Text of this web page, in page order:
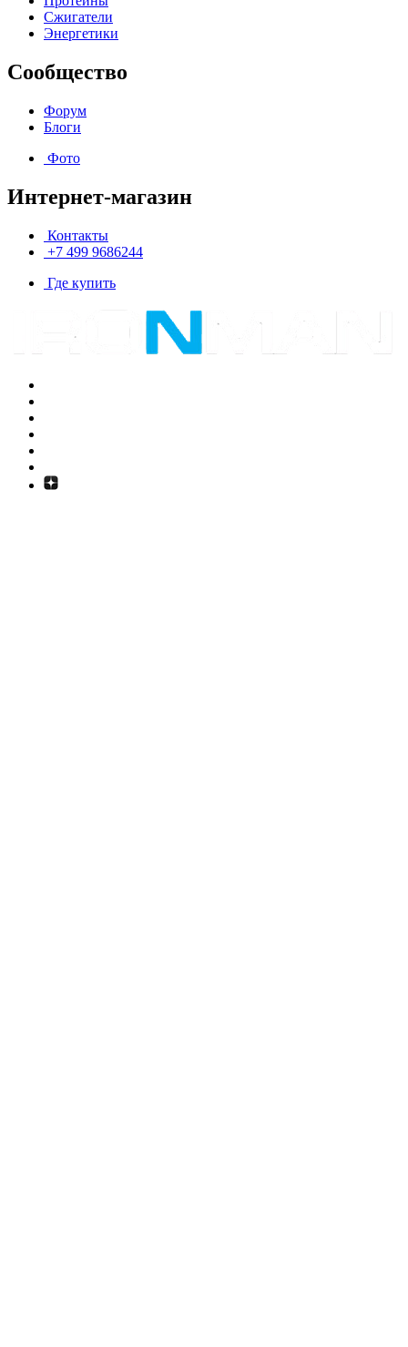
Сжигатели
Энергетики
Сообщество
Форум
Блоги
Фото
Интернет-магазин
Контакты
+7 499 9686244
Где купить